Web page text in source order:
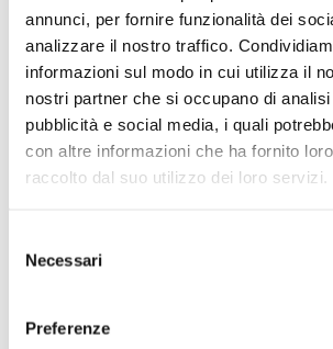
annunci, per fornire funzionalità dei
analizzare il nostro traffico.
informazioni sul modo in cui utilizza il
nostri partner che si occupano di
pubblicità e social media, i quali
con altre informazioni che ha fornito
raccolto dal suo utilizzo dei loro servizi.
delNecessari
Preferenze
Scopri di più